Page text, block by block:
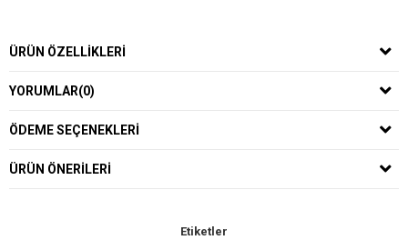
ÜRÜN ÖZELLIKLERI
YORUMLAR(0)
ÖDEME SEÇENEKLERI
ÜRÜN ÖNERILERI
Etiketler